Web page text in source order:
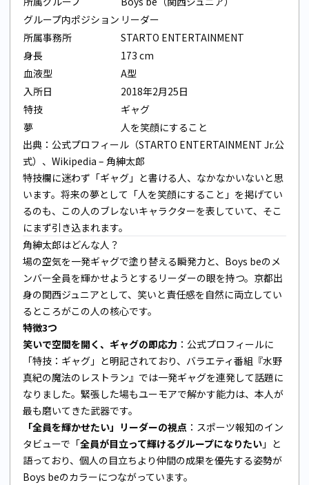
グループ内ポジション リーダー
所属事務所
STARTO ENTERTAINMENT
身長
173 cm
血液型
A型
入所日
2018年2月25日
特技
ギャグ
夢
人を笑顔にすること
出典： 公式プロフィール（STARTO ENTERTAINMENT Jr.公
式） 、 Wikipedia – 角紳太郎
特技欄に迷わず「ギャグ」と書ける人、なかなかいないと思
います。将来の夢として「人を笑顔にすること」を掲げてい
るのも、この人のブレないキャラクターを表していて、そこ
にまず引き込まれます。
角紳太郎はどんな人？
場の空気を一発ギャグで塗り替える瞬発力と、Boys beのメ
ンバー全員を輝かせようとするリーダーの眼を持つ。京都出
身の関西ジュニアとして、笑いと責任感を自然に両立してい
るところがこの人の核心です。
特徴3つ
笑いで空間を開く、ギャグの即応力 ：公式プロフィールに
「特技：ギャグ」と明記されており、バラエティ番組『水野
真紀の魔法のレストラン』では一発ギャグを連発して話題に
なりました。緊張した場もユーモアで解かす能力は、本人が
最も磨いてきた武器です。
「全員を輝かせたい」リーダーの視点 ：スポーツ報知のイン
タビューで「全員が目立って輝けるグループになりたい 」と
語っており、個人の目立ちより仲間の成果を優先する姿勢が
Boys beのカラーにつながっています。